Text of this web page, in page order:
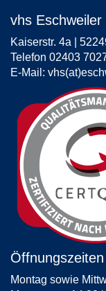
vhs Eschweiler
Kaiserstr. 4a |
Telefon 02403
E-Mail:
Öffnungszeiten
Montag sowie